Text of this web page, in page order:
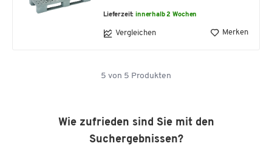
Lieferzeit:innerhalb 2 Wochen
Vergleichen Merken
5 von 5 Produkten
Wie zufrieden sind Sie mit den
Suchergebnissen?